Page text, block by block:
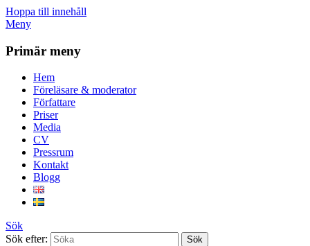
Hoppa till innehåll
Meny
Primär meny
Hem
Föreläsare & moderator
Författare
Priser
Media
CV
Pressrum
Kontakt
Blogg
Sök
Sök efter: